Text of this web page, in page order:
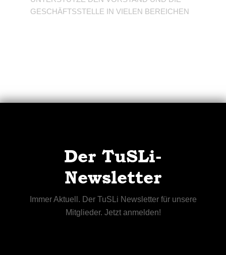
GESCHÄFTSSTELLE IN VIELEN BEREICHEN
Der TuSLi-
Newsletter
Immer Aktuell. Der TuSLi Newsletter für unsere
Mitglieder. Jetzt anmelden!